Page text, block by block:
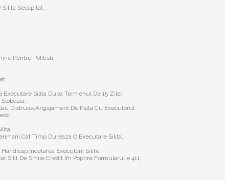
Secapital ,
Pentru Politisti,
Silita Dupa Termenul De 15 Zile,
Distruse,Angajament De Plata Cu Executorul ,
,
Timp Dureaza O Executare Silita,
Executarii Silite,
Silit De Smile Credit Ifn Poprire,Formularul e 411,